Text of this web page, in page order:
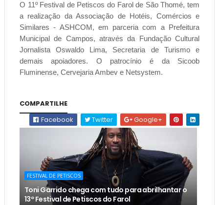
O 11º Festival de Petiscos do Farol de São Thomé, tem
a realização da Associação de Hotéis, Comércios e
Similares - ASHCOM, em parceria com a Prefeitura
Municipal de Campos, através da Fundação Cultural
Jornalista Oswaldo Lima, Secretaria de Turismo e
demais apoiadores. O patrocínio é da Sicoob
Fluminense, Cervejaria Ambev e Netsystem.
COMPARTILHE
Facebook
Twitter Google+
FESTIVAL DE PETISCOS
Toni Garrido chega com tudo para abrilhantar o
13º Festival de Petiscos do Farol